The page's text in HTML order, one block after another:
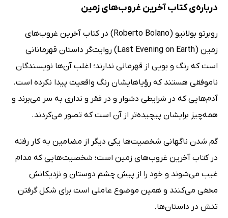
درباره‌ی کتاب آخرین غروب‌های زمین
روبرتو بولانیو (Roberto Bolano) در کتاب آخرین غروب‌های
زمین (Last Evening on Earth) روایت‌گر داستان قهرمانانی
است که رنگ و بویی از قهرمانی ندارند؛ اغلب آن‌ها نویسندگان
ناموفقی هستند که رؤیاهایشان رنگ واقعیت پیدا نکرده است.
آدم‌هایی که در شرایطی دشوار و در فقر و نداری به سر می‌برند و
همه‌چیز برایشان پیچیده‌تر از آن است که تصور می‌کردند.
گم شدن ناگهانی شخصیت‌ها یکی دیگر از مضامین به کار رفته
در کتاب آخرین غروب‌های زمین است؛ شخصیت‌هایی که مدام
غیب می‌شوند و خود را از پیش چشم دوستان و نزدیکانش
مخفی می‌کنند و همین موضوع عاملی است برای شکل گرفتن
تنش در داستان‌ها.